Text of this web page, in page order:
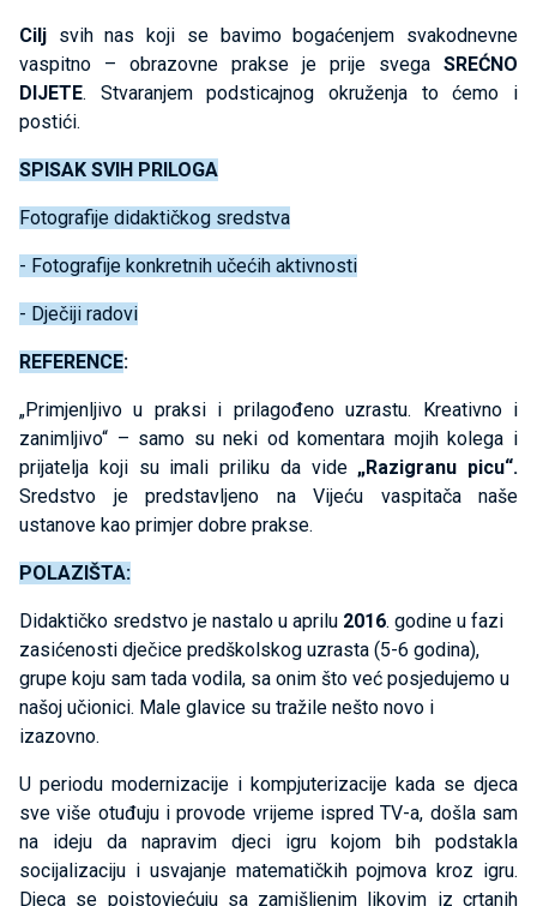
Cilj svih nas koji se bavimo bogaćenjem svakodnevne
vaspitno – obrazovne prakse je prije svega SREĆNO
DIJETE. Stvaranjem podsticajnog okruženja to ćemo i
postići.
SPISAK SVIH PRILOGA
Fotografije didaktičkog sredstva
- Fotografije konkretnih učećih aktivnosti
- Dječiji radovi
REFERENCE:
„Primjenljivo u praksi i prilagođeno uzrastu. Kreativno i
zanimljivo“ – samo su neki od komentara mojih kolega i
prijatelja koji su imali priliku da vide„Razigranu picu“.
Sredstvo je predstavljeno na Vijeću vaspitača naše
ustanove kao primjer dobre prakse.
POLAZIŠTA:
Didaktičko sredstvo je nastalo u aprilu 2016. godine u fazi
zasićenosti dječice predškolskog uzrasta (5-6 godina),
grupe koju sam tada vodila, sa onim što već posjedujemo u
našoj učionici. Male glavice su tražile nešto novo i
izazovno.
U periodu modernizacije i kompjuterizacije kada se djeca
sve više otuđuju i provode vrijeme ispred TV-a, došla sam
na ideju da napravim djeci igru kojom bih podstakla
socijalizaciju i usvajanje matematičkih pojmova kroz igru.
Djeca se poistovjećuju sa zamišljenim likovim iz crtanih